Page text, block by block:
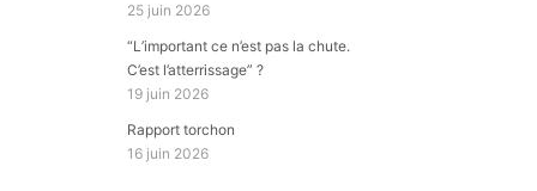
25 juin 2026
“L’important ce n’est pas la chute.
C’est l’atterrissage” ?
19 juin 2026
Rapport torchon
16 juin 2026